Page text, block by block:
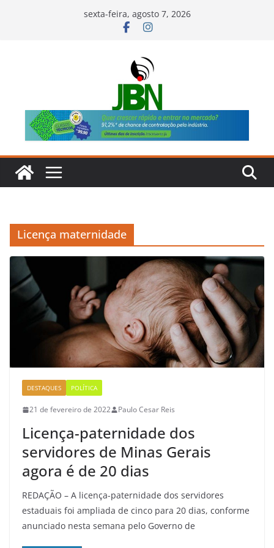
sexta-feira, agosto 7, 2026
Licença maternidade
DESTAQUES POLÍTICA
21 de fevereiro de 2022 Paulo Cesar Reis
Licença-paternidade dos
servidores de Minas Gerais
agora é de 20 dias
REDAÇÃO – A licença-paternidade dos servidores
estaduais foi ampliada de cinco para 20 dias, conforme
anunciado nesta semana pelo Governo de